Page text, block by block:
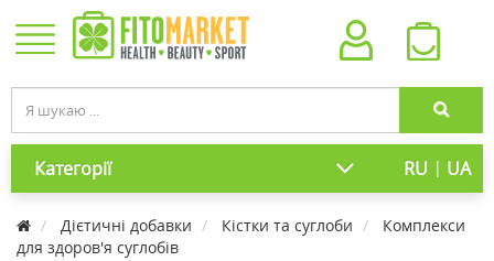
Категорії RU | UA
Дієтичні добавки Кістки та суглоби
Комплекси
для здоров'я суглобів